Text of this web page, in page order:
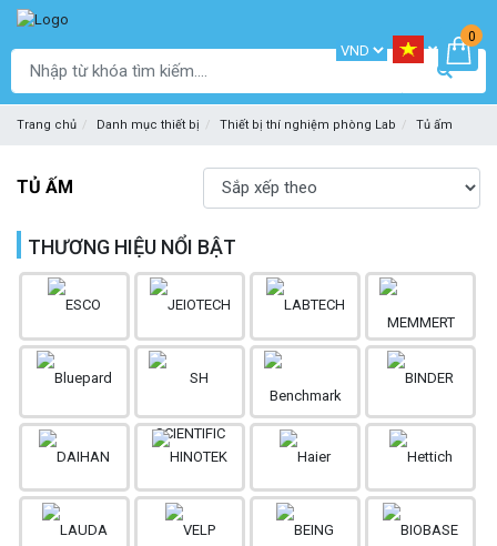
0
Trang chủ Danh mục thiết bị Thiết bị thí nghiệm phòng Lab Tủ ấm
TỦ ẤM
THƯƠNG HIỆU NỔI BẬT